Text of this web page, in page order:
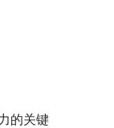
的关键